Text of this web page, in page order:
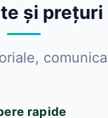
și prețuri
rapide